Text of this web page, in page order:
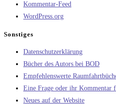
Kommentar-Feed
WordPress.org
Sonstiges
Datenschutzerklärung
Bücher des Autors bei BOD
Empfehlenswerte
Eine Frage oder ihr Kommentar
Neues auf der Website